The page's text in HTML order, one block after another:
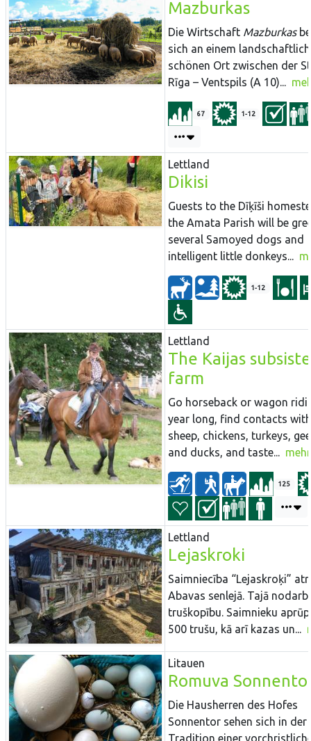
Mazburkas
Die Wirtschaft Mazburkas
sich an einem landschaftlich
schönen Ort zwischen der
Rīga – Ventspils (A 10)...
67 1-12
Lettland
Dikisi
Guests to the Dīķīši
the Amata Parish will be
several Samoyed dogs and
intelligent little donkeys...
1-12
Lettland
The Kaijas
farm
Go horseback or wagon
year long, find contacts
sheep, chickens, turkeys,
and ducks, and taste... mehr
125
Lettland
Lejaskroki
Saimniecība “Lejaskroķi”
Abavas senlejā. Tajā
truškopību. Saimnieku
500 trušu, kā arī kazas un...
Litauen
Romuva
Die Hausherren des Hofes
Sonnentor sehen sich in der